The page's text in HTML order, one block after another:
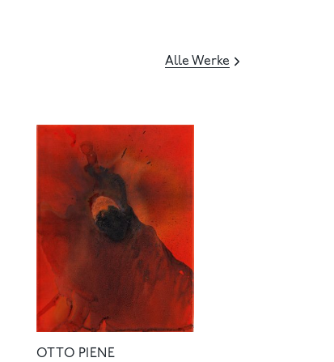
Alle Werke
OTTO PIENE